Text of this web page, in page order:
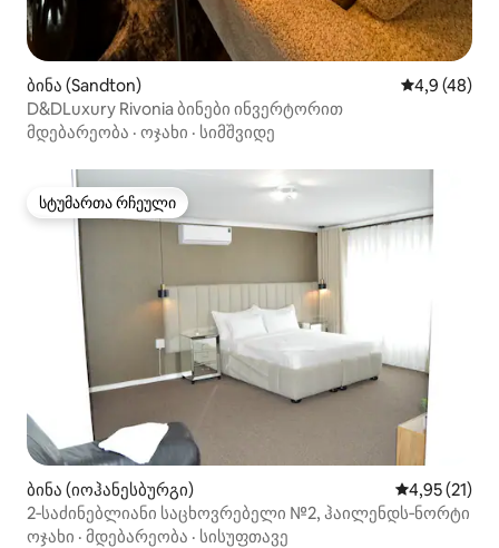
ბინა (Sandton) საშუალო
4,9 (48)
D&DLuxury Rivonia ბინები ინვერტორით
მდებარეობა · ოჯახი · სიმშვიდე
სტუმართა რჩეული
სტუმართა რჩეული
ბინა (იოჰანესბურგი) საშუალო
4,95 (21)
2‑საძინებლიანი საცხოვრებელი №2, ჰაილენდს‑ნორტი
ოჯახი · მდებარეობა · სისუფთავე